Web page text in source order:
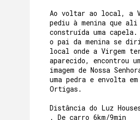
Ao voltar ao local, a
pediu à menina que ali
construída uma capela.
o pai da menina se
local onde a Virgem
aparecido, encontrou
imagem de Nossa
uma pedra e envolta em
Ortigas.
Distância do Luz
. De carro 6km/9min